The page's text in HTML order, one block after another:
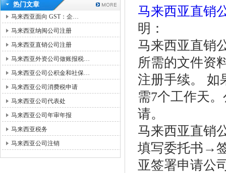
热门文章
马来西亚面向 GST：企…
马来西亚纳闽公司注册
马来西亚直销公司注册
马来西亚外资公司做账报税…
马来西亚公司公积金和社保…
马来西亚公司消费税申请
马来西亚公司代表处
马来西亚公司年审年报
马来西亚税务
马来西亚公司注销
马来西亚直销
明：
马来西亚直销
所需的文件资
注册手续。 如
需7个工作天
请。
马来西亚直销
填写委托书→
亚签署申请公